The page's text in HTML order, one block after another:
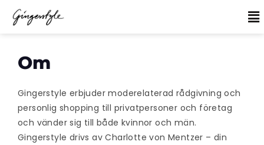
Om
Gingerstyle erbjuder moderelaterad rådgivning och
personlig shopping till privatpersoner och företag
och vänder sig till både kvinnor och män.
Gingerstyle drivs av Charlotte von Mentzer – din